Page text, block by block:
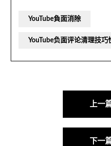
YouTube負面消除
YouTube负面评论清理技
上一
下一